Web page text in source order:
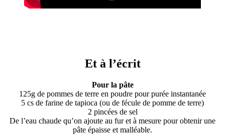
Et à l’écrit
Pour la pâte
125g de pommes de terre en poudre pour purée instantanée
5 cs de farine de tapioca (ou de fécule de pomme de terre)
2 pincées de sel
De l’eau chaude qu’on ajoute au fur et à mesure pour obtenir une
pâte épaisse et malléable.